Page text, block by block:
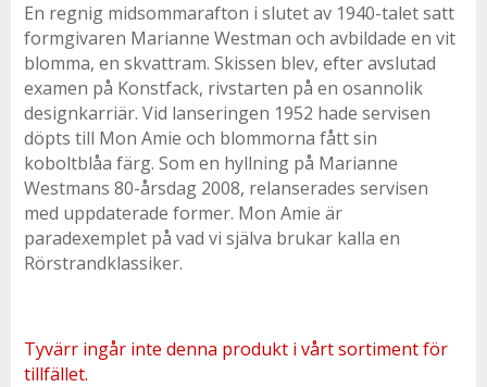
En regnig midsommarafton i slutet av 1940-talet satt
formgivaren Marianne Westman och avbildade en vit
blomma, en skvattram. Skissen blev, efter avslutad
examen på Konstfack, rivstarten på en osannolik
designkarriär. Vid lanseringen 1952 hade servisen
döpts till Mon Amie och blommorna fått sin
koboltblåa färg. Som en hyllning på Marianne
Westmans 80-årsdag 2008, relanserades servisen
med uppdaterade former. Mon Amie är
paradexemplet på vad vi själva brukar kalla en
Rörstrandklassiker.
Tyvärr ingår inte denna produkt i vårt sortiment för
tillfället.